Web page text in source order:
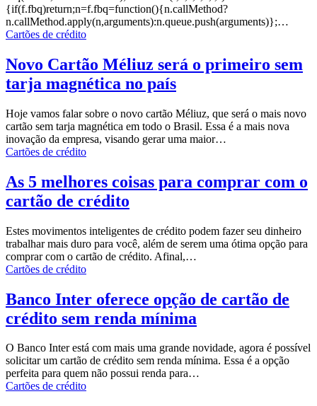
{if(f.fbq)return;n=f.fbq=function(){n.callMethod?
n.callMethod.apply(n,arguments):n.queue.push(arguments)};…
Cartões de crédito
Novo Cartão Méliuz será o primeiro sem
tarja magnética no país
Hoje vamos falar sobre o novo cartão Méliuz, que será o mais novo
cartão sem tarja magnética em todo o Brasil. Essa é a mais nova
inovação da empresa, visando gerar uma maior…
Cartões de crédito
As 5 melhores coisas para comprar com o
cartão de crédito
Estes movimentos inteligentes de crédito podem fazer seu dinheiro
trabalhar mais duro para você, além de serem uma ótima opção para
comprar com o cartão de crédito. Afinal,…
Cartões de crédito
Banco Inter oferece opção de cartão de
crédito sem renda mínima
O Banco Inter está com mais uma grande novidade, agora é possível
solicitar um cartão de crédito sem renda mínima. Essa é a opção
perfeita para quem não possui renda para…
Cartões de crédito